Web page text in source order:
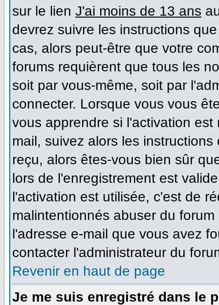
sur le lien J'ai moins de 13 ans
devrez suivre les instructions
cas, alors peut-être que votre
forums requièrent que tous les
soit par vous-même, soit par
connecter. Lorsque vous vous
vous apprendre si l'activation
mail, suivez alors les
reçu, alors êtes-vous bien sûr
lors de l'enregistrement est
l'activation est utilisée, c'est de
malintentionnés abuser du
l'adresse e-mail que vous avez
contacter l'administrateur du
Revenir en haut de page
Je me suis enregistré dans le